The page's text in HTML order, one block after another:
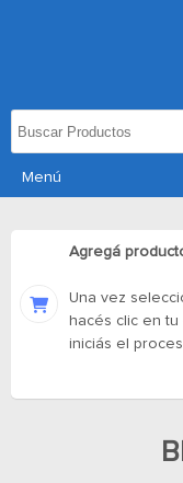
Menú
Agregá
Una vez
hacés clic en
iniciás el